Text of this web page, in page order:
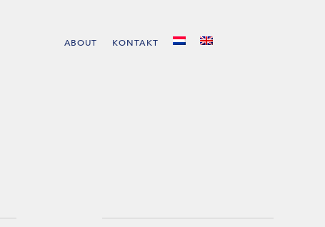
ABOUT KONTAKT